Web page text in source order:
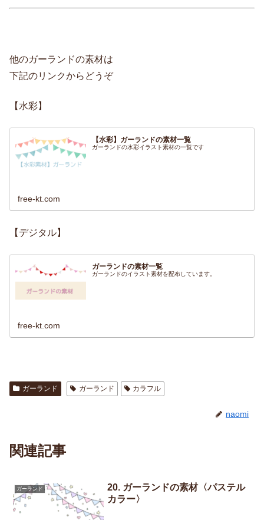
他のガーランドの素材は
下記のリンクからどうぞ
【水彩】
【水彩】ガーランドの素材一覧
ガーランドの水彩イラスト素材の一覧です
free-kt.com
【デジタル】
ガーランドの素材一覧
ガーランドのイラスト素材を配布しています。
free-kt.com
ガーランド ガーランド カラフル
naomi
関連記事
ガーランド
20. ガーランドの素材〈パステル
カラー〉